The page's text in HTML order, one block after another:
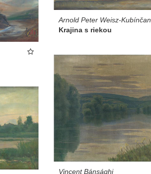
Arnold Peter Weisz-Kubínčan
Krajina s riekou
Vincent Bánsághi